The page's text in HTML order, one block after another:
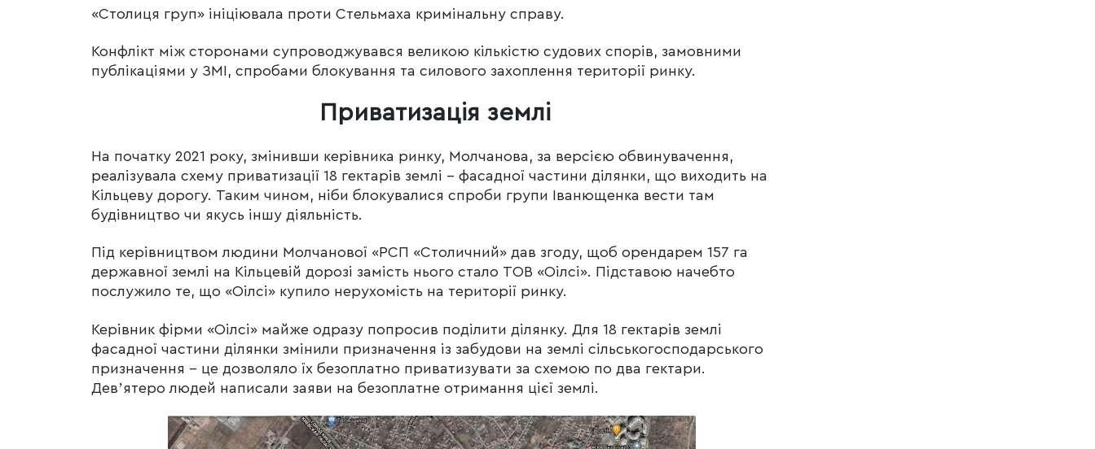
«Столиця груп» ініціювала проти Стельмаха кримінальну справу.
Конфлікт між сторонами супроводжувався великою кількістю судових спорів, замовними
публікаціями у ЗМІ, спробами блокування та силового захоплення території ринку.
Приватизація землі
На початку 2021 року, змінивши керівника ринку, Молчанова, за версією обвинувачення,
реалізувала схему приватизації 18 гектарів землі – фасадної частини ділянки, що виходить на
Кільцеву дорогу. Таким чином, ніби блокувалися спроби групи Іванющенка вести там
будівництво чи якусь іншу діяльність.
Під керівництвом людини Молчанової «РСП «Столичний» дав згоду, щоб орендарем 157 га
державної землі на Кільцевій дорозі замість нього стало ТОВ «Оілсі». Підставою начебто
послужило те, що «Оілсі» купило нерухомість на території ринку.
Керівник фірми «Оілсі» майже одразу попросив поділити ділянку. Для 18 гектарів землі
фасадної частини ділянки змінили призначення із забудови на землі сільськогосподарського
призначення – це дозволяло їх безоплатно приватизувати за схемою по два гектари.
Девʼятеро людей написали заяви на безоплатне отримання цієї землі.